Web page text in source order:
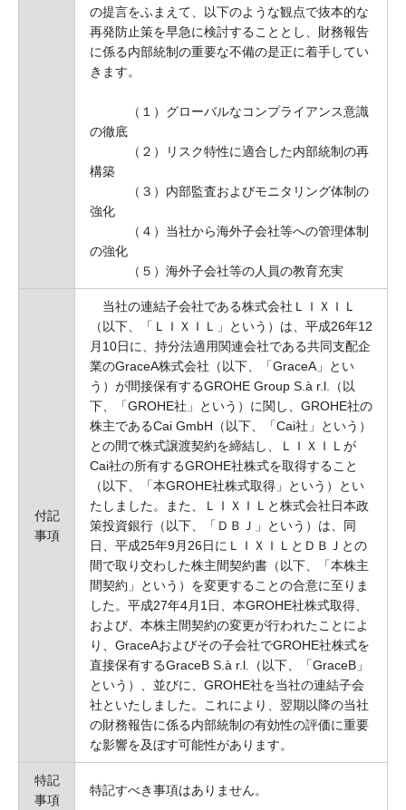
の提言をふまえて、以下のような観点で抜本的な
再発防止策を早急に検討することとし、財務報告
に係る内部統制の重要な不備の是正に着手してい
きます。
（１）グローバルなコンプライアンス意識
の徹底
（２）リスク特性に適合した内部統制の再
構築
（３）内部監査およびモニタリング体制の
強化
（４）当社から海外子会社等への管理体制
の強化
（５）海外子会社等の人員の教育充実
付記
事項
当社の連結子会社である株式会社ＬＩＸＩＬ
（以下、「ＬＩＸＩＬ」という）は、平成26年12
月10日に、持分法適用関連会社である共同支配企
業のGraceA株式会社（以下、「GraceA」とい
う）が間接保有するGROHE Group S.à r.l.（以
下、「GROHE社」という）に関し、GROHE社の
株主であるCai GmbH（以下、「Cai社」という）
との間で株式譲渡契約を締結し、ＬＩＸＩＬが
Cai社の所有するGROHE社株式を取得すること
（以下、「本GROHE社株式取得」という）とい
たしました。また、ＬＩＸＩＬと株式会社日本政
策投資銀行（以下、「ＤＢＪ」という）は、同
日、平成25年9月26日にＬＩＸＩＬとＤＢＪとの
間で取り交わした株主間契約書（以下、「本株主
間契約」という）を変更することの合意に至りま
した。平成27年4月1日、本GROHE社株式取得、
および、本株主間契約の変更が行われたことによ
り、GraceAおよびその子会社でGROHE社株式を
直接保有するGraceB S.à r.l.（以下、「GraceB」
という）、並びに、GROHE社を当社の連結子会
社といたしました。これにより、翌期以降の当社
の財務報告に係る内部統制の有効性の評価に重要
な影響を及ぼす可能性があります。
特記
事項
特記すべき事項はありません。